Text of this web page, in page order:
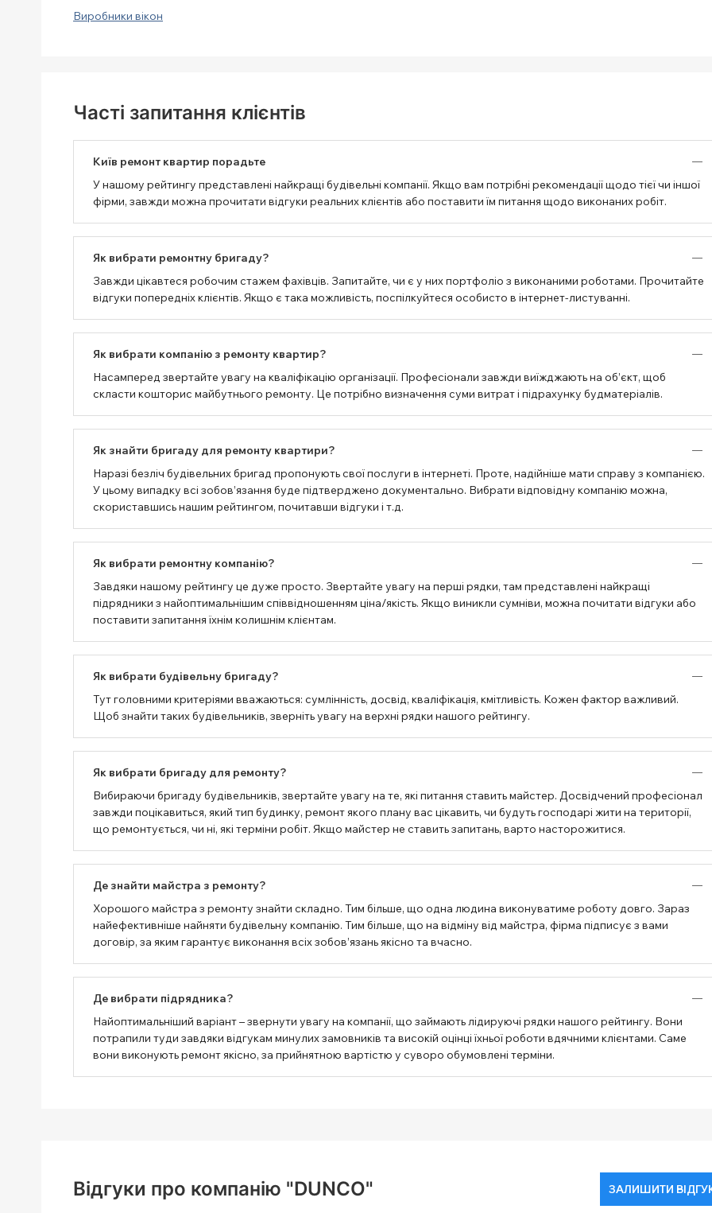
Виробники вікон
Часті запитання клієнтів
Київ ремонт квартир порадьте
У нашому рейтингу представлені найкращі будівельні компанії. Якщо вам потрібні рекомендації щодо тієї чи іншої
фірми, завжди можна прочитати відгуки реальних клієнтів або поставити їм питання щодо виконаних робіт.
Як вибрати ремонтну бригаду?
Завжди цікавтеся робочим стажем фахівців. Запитайте, чи є у них портфоліо з виконаними роботами. Прочитайте
відгуки попередніх клієнтів. Якщо є така можливість, поспілкуйтеся особисто в інтернет-листуванні.
Як вибрати компанію з ремонту квартир?
Насамперед звертайте увагу на кваліфікацію організації. Професіонали завжди виїжджають на об’єкт, щоб
скласти кошторис майбутнього ремонту. Це потрібно визначення суми витрат і підрахунку будматеріалів.
Як знайти бригаду для ремонту квартири?
Наразі безліч будівельних бригад пропонують свої послуги в інтернеті. Проте, надійніше мати справу з компанією.
У цьому випадку всі зобов’язання буде підтверджено документально. Вибрати відповідну компанію можна,
скориставшись нашим рейтингом, почитавши відгуки і т.д.
Як вибрати ремонтну компанію?
Завдяки нашому рейтингу це дуже просто. Звертайте увагу на перші рядки, там представлені найкращі
підрядники з найоптимальнішим співвідношенням ціна/якість. Якщо виникли сумніви, можна почитати відгуки або
поставити запитання їхнім колишнім клієнтам.
Як вибрати будівельну бригаду?
Тут головними критеріями вважаються: сумлінність, досвід, кваліфікація, кмітливість. Кожен фактор важливий.
Щоб знайти таких будівельників, зверніть увагу на верхні рядки нашого рейтингу.
Як вибрати бригаду для ремонту?
Вибираючи бригаду будівельників, звертайте увагу на те, які питання ставить майстер. Досвідчений професіонал
завжди поцікавиться, який тип будинку, ремонт якого плану вас цікавить, чи будуть господарі жити на території,
що ремонтується, чи ні, які терміни робіт. Якщо майстер не ставить запитань, варто насторожитися.
Де знайти майстра з ремонту?
Хорошого майстра з ремонту знайти складно. Тим більше, що одна людина виконуватиме роботу довго. Зараз
найефективніше найняти будівельну компанію. Тим більше, що на відміну від майстра, фірма підписує з вами
договір, за яким гарантує виконання всіх зобов’язань якісно та вчасно.
Де вибрати підрядника?
Найоптимальніший варіант – звернути увагу на компанії, що займають лідируючі рядки нашого рейтингу. Вони
потрапили туди завдяки відгукам минулих замовників та високій оцінці їхньої роботи вдячними клієнтами. Саме
вони виконують ремонт якісно, ​​за прийнятною вартістю у суворо обумовлені терміни.
Відгуки про компанію "DUNCO" ЗАЛИШИТИ